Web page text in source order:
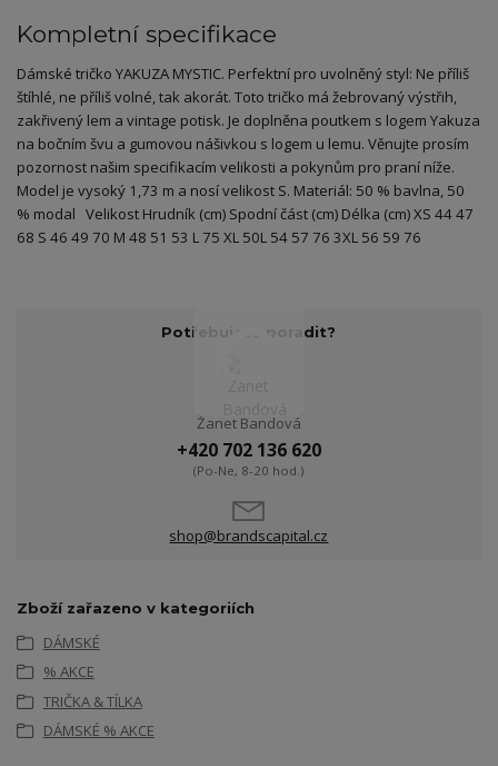
Kompletní specifikace
Dámské tričko YAKUZA MYSTIC. Perfektní pro uvolněný styl: Ne příliš
štíhlé, ne příliš volné, tak akorát. Toto tričko má žebrovaný výstřih,
zakřivený lem a vintage potisk. Je doplněna poutkem s logem Yakuza
na bočním švu a gumovou nášivkou s logem u lemu. Věnujte prosím
pozornost našim specifikacím velikosti a pokynům pro praní níže.
Model je vysoký 1,73 m a nosí velikost S. Materiál: 50 % bavlna, 50
% modal Velikost Hrudník (cm) Spodní část (cm) Délka (cm) XS 44 47
68 S 46 49 70 M 48 51 53 L 75 XL 50L 54 57 76 3XL 56 59 76
Potřebujete poradit?
Žanet Bandová
+420 702 136 620
(Po-Ne, 8-20 hod.)
shop@brandscapital.cz
Zboží zařazeno v kategoriích
DÁMSKÉ
% AKCE
TRIČKA & TÍLKA
DÁMSKÉ % AKCE